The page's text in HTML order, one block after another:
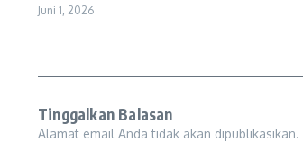
Juni 1, 2026
Tinggalkan Balasan
Alamat email Anda tidak akan dipublikasikan.